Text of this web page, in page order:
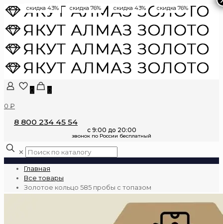
0
0
0 ₽
8 800 234 45 54
✕
Главная
Все товары
Золотое кольцо 585 пробы с топазом
скидка 43% скидка 76% скидка 43% скидка 76%